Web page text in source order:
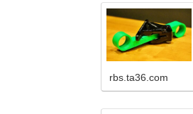
rbs.ta36.com